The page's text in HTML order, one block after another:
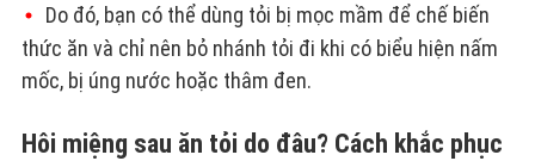
Do đó, bạn có thể dùng tỏi bị mọc mầm để chế biến
thức ăn và chỉ nên bỏ nhánh tỏi đi khi có biểu hiện nấm
mốc, bị úng nước hoặc thâm đen.
Hôi miệng sau ăn tỏi do đâu? Cách khắc phục